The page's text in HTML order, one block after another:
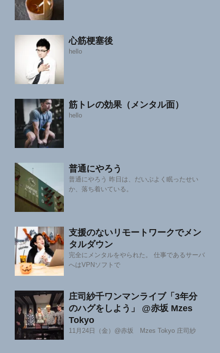
心筋梗塞後
hello
筋トレの効果（メンタル面）
hello
普通にやろう
普通にやろう 昨日は、だいぶよく眠ったせい
か、落ち着いている。
支援のないリモートワークでメン
タルダウン
完全にメンタルをやられた。 仕事であるサーバ
へはVPNソフトで
庄司紗千ワンマンライブ「3年分
のハグをしよう」 @赤坂 Mzes
Tokyo
11月24日（金）@赤坂 Mzes Tokyo 庄司紗